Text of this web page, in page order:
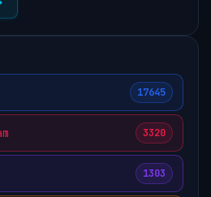
17645
3320
1303